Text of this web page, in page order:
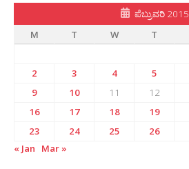
ಪೆಬ್ರುವರಿ 2015
M
T W T
2
3 4 5
9
10 11 12
16
17 18 19
23
24 25 26
« Jan
Mar »